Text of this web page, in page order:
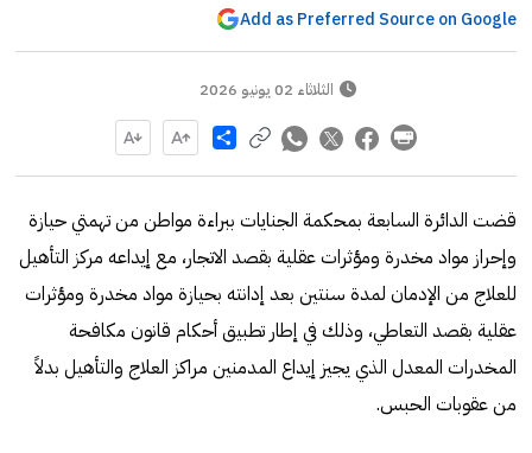
Add as Preferred Source on Google
الثلاثاء 02 يونيو 2026
Share
قضت الدائرة السابعة بمحكمة الجنايات ببراءة مواطن من تهمتي حيازة
وإحراز مواد مخدرة ومؤثرات عقلية بقصد الاتجار، مع إيداعه مركز التأهيل
للعلاج من الإدمان لمدة سنتين بعد إدانته بحيازة مواد مخدرة ومؤثرات
عقلية بقصد التعاطي، وذلك في إطار تطبيق أحكام قانون مكافحة
المخدرات المعدل الذي يجيز إيداع المدمنين مراكز العلاج والتأهيل بدلاً
من عقوبات الحبس.